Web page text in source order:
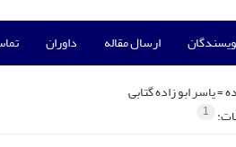
ارسال مقاله داوران
=یاسر ابو زاده گتابی
1